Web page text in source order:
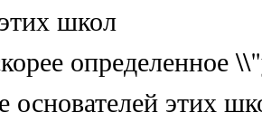
школ
определенное
основателей этих